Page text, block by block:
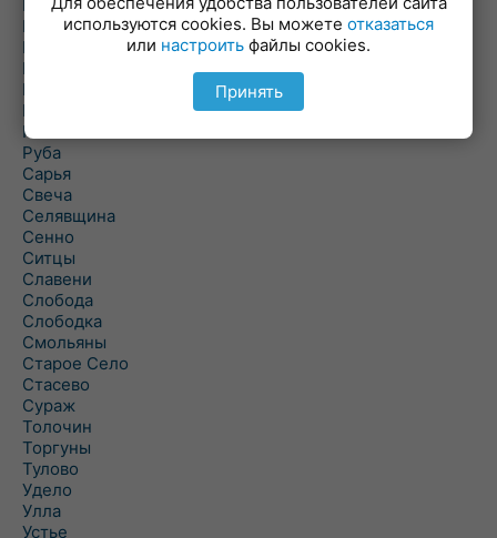
Повятье
Погоща
Подсвилье
Полоцк
Поставы
Прозороки
Россоны
Руба
Сарья
Свеча
Селявщина
Сенно
Ситцы
Славени
Слобода
Слободка
Смольяны
Старое Село
Стасево
Сураж
Толочин
Торгуны
Тулово
Удело
Улла
Устье
используются cookies. Вы можете отказаться
или настроить файлы cookies.
Принять